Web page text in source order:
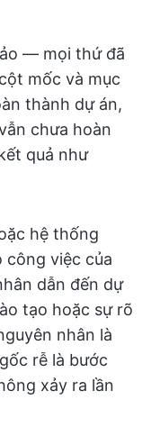
— mọi thứ đã
mốc và mục
thành dự án,
chưa hoàn
quả như
hệ thống
công việc của
dẫn đến dự
tạo hoặc sự rõ
nhân là
rễ là bước
xảy ra lần